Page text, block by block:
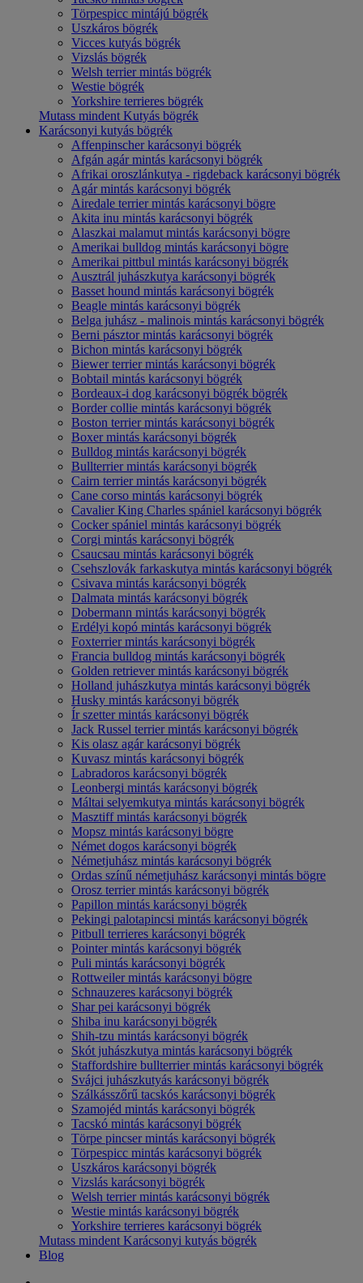
Törpespicc mintájú bögrék
Uszkáros bögrék
Vicces kutyás bögrék
Vizslás bögrék
Welsh terrier mintás bögrék
Westie bögrék
Yorkshire terrieres bögrék
Mutass mindent Kutyás bögrék
Karácsonyi kutyás bögrék
Affenpinscher karácsonyi bögrék
Afgán agár mintás karácsonyi bögrék
Afrikai oroszlánkutya - rigdeback karácsonyi bögrék
Agár mintás karácsonyi bögrék
Airedale terrier mintás karácsonyi bögre
Akita inu mintás karácsonyi bögrék
Alaszkai malamut mintás karácsonyi bögre
Amerikai bulldog mintás karácsonyi bögre
Amerikai pittbul mintás karácsonyi bögrék
Ausztrál juhászkutya karácsonyi bögrék
Basset hound mintás karácsonyi bögrék
Beagle mintás karácsonyi bögrék
Belga juhász - malinois mintás karácsonyi bögrék
Berni pásztor mintás karácsonyi bögrék
Bichon mintás karácsonyi bögrék
Biewer terrier mintás karácsonyi bögrék
Bobtail mintás karácsonyi bögrék
Bordeaux-i dog karácsonyi bögrék bögrék
Border collie mintás karácsonyi bögrék
Boston terrier mintás karácsonyi bögrék
Boxer mintás karácsonyi bögrék
Bulldog mintás karácsonyi bögrék
Bullterrier mintás karácsonyi bögrék
Cairn terrier mintás karácsonyi bögrék
Cane corso mintás karácsonyi bögrék
Cavalier King Charles spániel karácsonyi bögrék
Cocker spániel mintás karácsonyi bögrék
Corgi mintás karácsonyi bögrék
Csaucsau mintás karácsonyi bögrék
Csehszlovák farkaskutya mintás karácsonyi bögrék
Csivava mintás karácsonyi bögrék
Dalmata mintás karácsonyi bögrék
Dobermann mintás karácsonyi bögrék
Erdélyi kopó mintás karácsonyi bögrék
Foxterrier mintás karácsonyi bögrék
Francia bulldog mintás karácsonyi bögrék
Golden retriever mintás karácsonyi bögrék
Holland juhászkutya mintás karácsonyi bögrék
Husky mintás karácsonyi bögrék
Ír szetter mintás karácsonyi bögrék
Jack Russel terrier mintás karácsonyi bögrék
Kis olasz agár karácsonyi bögrék
Kuvasz mintás karácsonyi bögrék
Labradoros karácsonyi bögrék
Leonbergi mintás karácsonyi bögrék
Máltai selyemkutya mintás karácsonyi bögrék
Masztiff mintás karácsonyi bögrék
Mopsz mintás karácsonyi bögre
Német dogos karácsonyi bögrék
Németjuhász mintás karácsonyi bögrék
Ordas színű németjuhász karácsonyi mintás bögre
Orosz terrier mintás karácsonyi bögrék
Papillon mintás karácsonyi bögrék
Pekingi palotapincsi mintás karácsonyi bögrék
Pitbull terrieres karácsonyi bögrék
Pointer mintás karácsonyi bögrék
Puli mintás karácsonyi bögrék
Rottweiler mintás karácsonyi bögre
Schnauzeres karácsonyi bögrék
Shar pei karácsonyi bögrék
Shiba inu karácsonyi bögrék
Shih-tzu mintás karácsonyi bögrék
Skót juhászkutya mintás karácsonyi bögrék
Staffordshire bullterrier mintás karácsonyi bögrék
Svájci juhászkutyás karácsonyi bögrék
Szálkásszőrű tacskós karácsonyi bögrék
Szamojéd mintás karácsonyi bögrék
Tacskó mintás karácsonyi bögrék
Törpe pincser mintás karácsonyi bögrék
Törpespicc mintás karácsonyi bögrék
Uszkáros karácsonyi bögrék
Vizslás karácsonyi bögrék
Welsh terrier mintás karácsonyi bögrék
Westie mintás karácsonyi bögrék
Yorkshire terrieres karácsonyi bögrék
Mutass mindent Karácsonyi kutyás bögrék
Blog